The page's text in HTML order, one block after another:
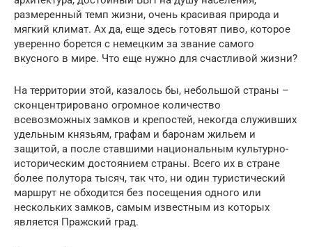
размеренный темп жизни, очень красивая природа и
мягкий климат. Ах да, еще здесь готовят пиво, которое
уверенно борется с немецким за звание самого
вкусного в мире. Что еще нужно для счастливой жизни?
На территории этой, казалось бы, небольшой страны –
сконцентрировано огромное количество
всевозможных замков и крепостей, некогда служивших
удельным князьям, графам и баронам жильем и
защитой, а после ставшими национальным культурно-
историческим достоянием страны. Всего их в стране
более полутора тысяч, так что, ни один туристический
маршрут не обходится без посещения одного или
нескольких замков, самым известным из которых
является Пражский град.